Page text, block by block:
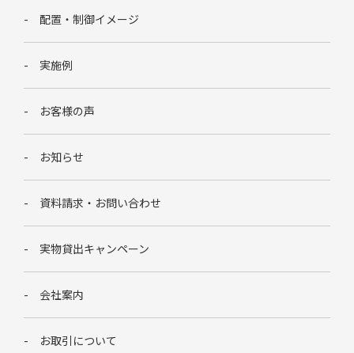
配置・制御イメージ
実施例
お客様の声
お知らせ
資料請求・お問い合わせ
実物貸出キャンペーン
会社案内
お取引について